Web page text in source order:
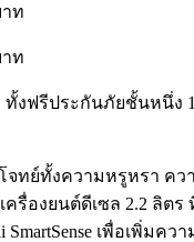
าท
าท
ฟรีประกันภัยชั้นหนึ่ง
จทย์ทั้งความหรูหรา
องยนต์ดีเซล 2.2 ลิ
เพื่อเพิ่ม